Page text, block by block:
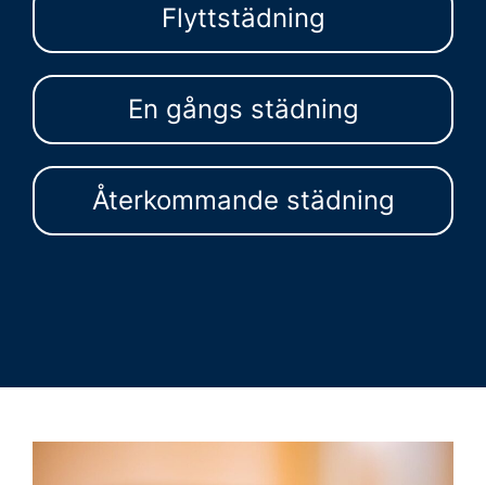
Flyttstädning
En gångs städning
Återkommande städning